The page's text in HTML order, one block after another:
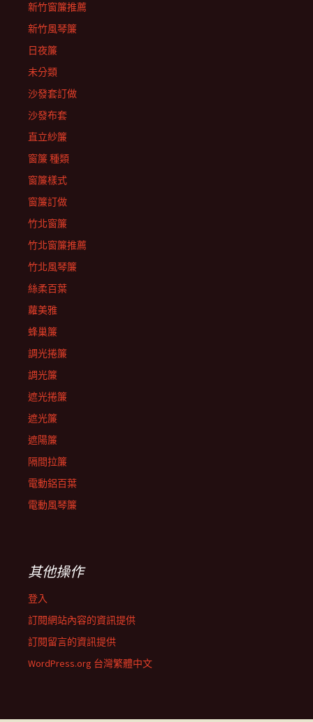
新竹窗簾推薦
新竹風琴簾
日夜簾
未分類
沙發套訂做
沙發布套
直立紗簾
窗簾 種類
窗簾樣式
窗簾訂做
竹北窗簾
竹北窗簾推薦
竹北風琴簾
絲柔百葉
蘿美雅
蜂巢簾
調光捲簾
調光簾
遮光捲簾
遮光簾
遮陽簾
隔間拉簾
電動鋁百葉
電動風琴簾
其他操作
登入
訂閱網站內容的資訊提供
訂閱留言的資訊提供
WordPress.org 台灣繁體中文